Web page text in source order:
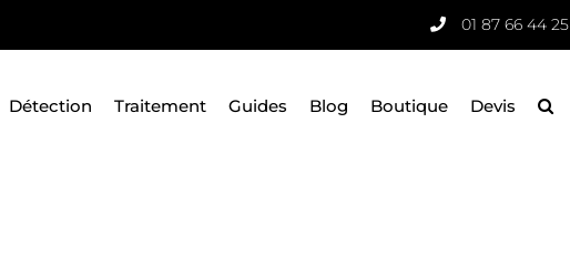
01 87 66 44 25
Détection Traitement Guides Blog Boutique Devis